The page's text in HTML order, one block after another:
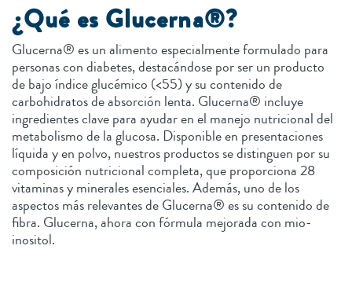
¿Qué es Glucerna®?
Glucerna® es un alimento especialmente formulado para
personas con diabetes, destacándose por ser un producto
de bajo índice glucémico (<55) y su contenido de
carbohidratos de absorción lenta. Glucerna® incluye
ingredientes clave para ayudar en el manejo nutricional del
metabolismo de la glucosa. Disponible en presentaciones
líquida y en polvo, nuestros productos se distinguen por su
composición nutricional completa, que proporciona 28
vitaminas y minerales esenciales. Además, uno de los
aspectos más relevantes de Glucerna® es su contenido de
fibra. Glucerna, ahora con fórmula mejorada con mio-
inositol.